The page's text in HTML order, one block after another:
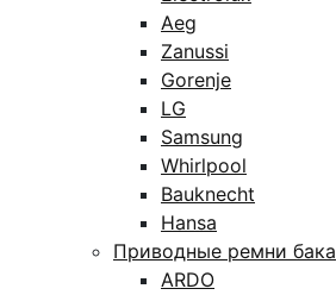
Aeg
Zanussi
Gorenje
LG
Samsung
Whirlpool
Bauknecht
Hansa
Приводные ремни бака
ARDO